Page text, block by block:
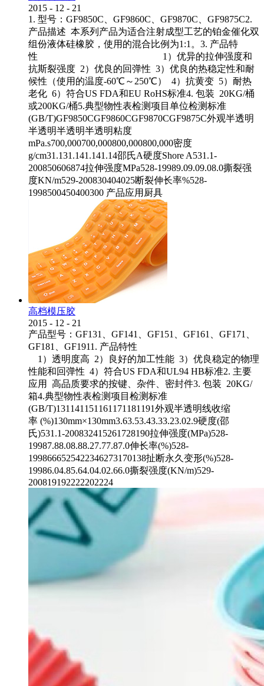
2015 - 12 - 21
1. 型号：GF9850C、GF9860C、GF9870C、GF9875C2.
产品描述 本系列产品为适合注射成型工艺的铂金催化双
组份液体硅橡胶，使用的混合比例为1:1。3. 产品特
性 1）优异的拉伸强度和
抗斯裂强度 2）优良的回弹性 3）优良的热稳定性和耐
候性（使用的温度-60℃～250℃） 4）抗黄变 5）耐热
老化 6）符合US FDA和EU RoHS标准4. 包装 20KG/桶
或200KG/桶5.典型物性表检测项目单位检测标准
(GB/T)GF9850CGF9860CGF9870CGF9875C外观半透明
半透明半透明半透明粘度
mPa.s700,000700,000800,000800,000密度
g/cm31.131.141.141.14邵氏A硬度Shore A531.1-
200850606874拉伸强度MPa528-19989.09.09.08.0撕裂强
度KN/m529-200830404025断裂伸长率%528-
1998500450400300 产品应用厨具
高档模压胶
2015 - 12 - 21
产品型号：GF131、GF141、GF151、GF161、GF171、
GF181、GF1911. 产品特性
1）透明度高 2）良好的加工性能 3）优良稳定的物理
性能和回弹性 4）符合US FDA和UL94 HB标准2. 主要
应用 高品质要求的按键、杂件、密封件3. 包装 20KG/
箱4.典型物性表检测项目检测标准
(GB/T)131141151161171181191外观半透明线收缩
率 (%)130mm×130mm3.63.53.43.33.23.02.9硬度(邵
氏)531.1-200832415261728190拉伸强度(MPa)528-
19987.88.08.88.27.77.87.0伸长率(%)528-
1998666525422346273170138扯断永久变形(%)528-
19986.04.85.64.04.02.66.0撕裂强度(KN/m)529-
200819192222202224